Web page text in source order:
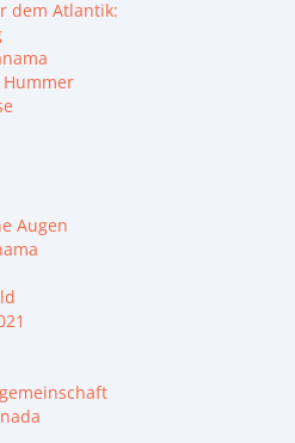
dem Atlantik:
Hummer
Augen